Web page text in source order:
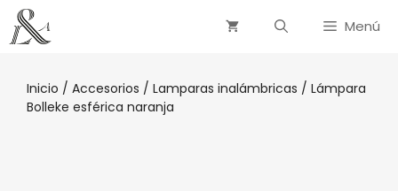
Menú
Inicio / Accesorios / Lamparas inalámbricas / Lámpara
Bolleke esférica naranja